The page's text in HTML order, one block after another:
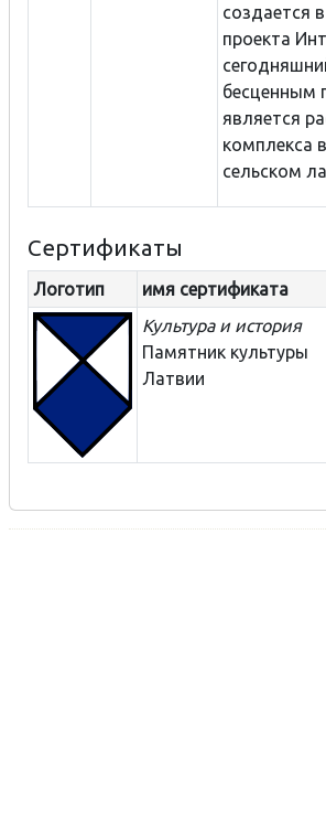
создается
проекта
бесценным
является
комплекса
сельском
Сертификаты
Логотип имя сертификата
Культура и история
Памятник культуры
Латвии